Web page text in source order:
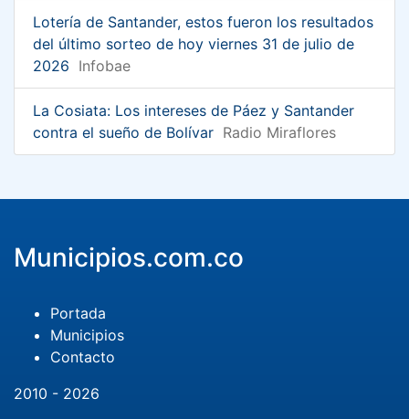
Lotería de Santander, estos fueron los resultados
del último sorteo de hoy viernes 31 de julio de
2026 Infobae
La Cosiata: Los intereses de Páez y Santander
contra el sueño de Bolívar Radio Miraflores
Municipios.com.co
Portada
Municipios
Contacto
2010 - 2026